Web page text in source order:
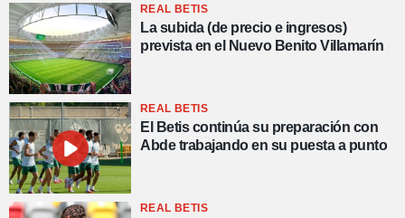
REAL BETIS
La subida (de precio e ingresos)
prevista en el Nuevo Benito Villamarín
REAL BETIS
El Betis continúa su preparación con
Abde trabajando en su puesta a punto
REAL BETIS